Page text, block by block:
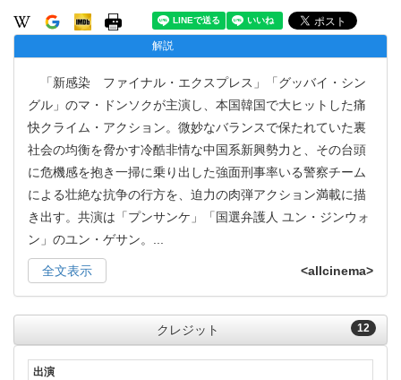
解説
「新感染 ファイナル・エクスプレス」「グッバイ・シン
グル」のマ・ドンソクが主演し、本国韓国で大ヒットした痛
快クライム・アクション。微妙なバランスで保たれていた裏
社会の均衡を脅かす冷酷非情な中国系新興勢力と、その台頭
に危機感を抱き一掃に乗り出した強面刑事率いる警察チーム
による壮絶な抗争の行方を、迫力の肉弾アクション満載に描
き出す。共演は「プンサンケ」「国選弁護人 ユン・ジンウォ
ン」のユン・ゲサン。
全文表示 <allcinema>
12
クレジット
出演